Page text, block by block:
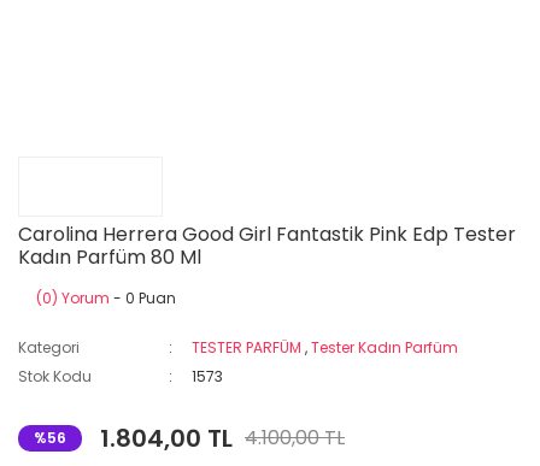
Carolina Herrera Good Girl Fantastik Pink Edp Tester
Kadın Parfüm 80 Ml
(0) Yorum - 0 Puan
Kategori TESTER PARFÜM ,Tester Kadın Parfüm
Stok Kodu
1573
%56 1.804,00 TL 4.100,00 TL